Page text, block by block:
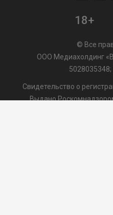
18+
© Все
ООО Медиахолдинг
Свидетельство о
Выдано